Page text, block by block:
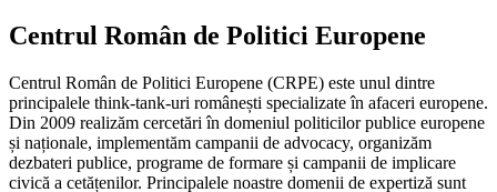
Centrul Român de Politici Europene
Centrul Român de Politici Europene (CRPE) este unul dintre
principalele think-tank-uri românești specializate în afaceri europene.
Din 2009 realizăm cercetări în domeniul politicilor publice europene
și naționale, implementăm campanii de advocacy, organizăm
dezbateri publice, programe de formare și campanii de implicare
civică a cetățenilor. Principalele noastre domenii de expertiză sunt